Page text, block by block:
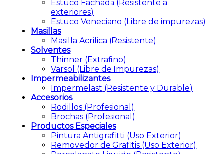
Estuco Fachada (Resistente a
exteriores)
Estuco Veneciano (Libre de impurezas)
Masillas
Masilla Acrilica (Resistente)
Solventes
Thinner (Extrafino)
Varsol (Libre de Impurezas)
Impermeabilizantes
Impermelast (Resistente y Durable)
Accesorios
Rodillos (Profesional)
Brochas (Profesional)
Productos Especiales
Pintura Antigrafitti (Uso Exterior)
Removedor de Grafitis (Uso Exterior)